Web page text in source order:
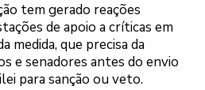
tem gerado reações
de apoio a críticas em
medida, que precisa da
e senadores antes do envio
para sanção ou veto.